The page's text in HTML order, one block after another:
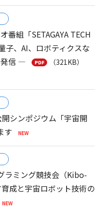
番組「SETAGAYA TECH
、AI、ロボティクスな
発信 ―
（321KB）
シンポジウム「宇宙開
す
ラミング競技会（Kibo-
成と宇宙ロボット技術の